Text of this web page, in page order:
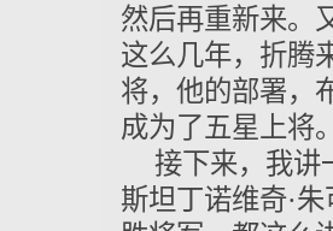
然后再重新来。
这么几年，折腾
将，他的部署，
成为了五星上将
接下来，我讲
斯坦丁诺维奇·